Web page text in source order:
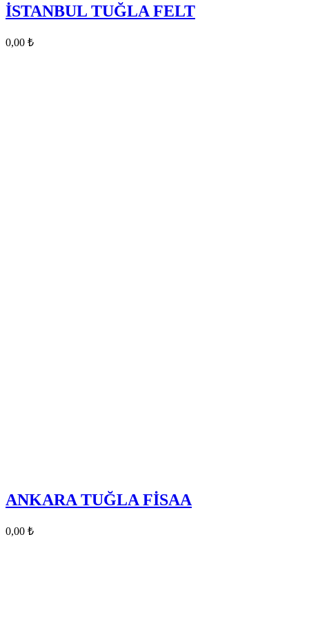
İSTANBUL TUĞLA FELT
0,00 ₺
ANKARA TUĞLA FİSAA
0,00 ₺